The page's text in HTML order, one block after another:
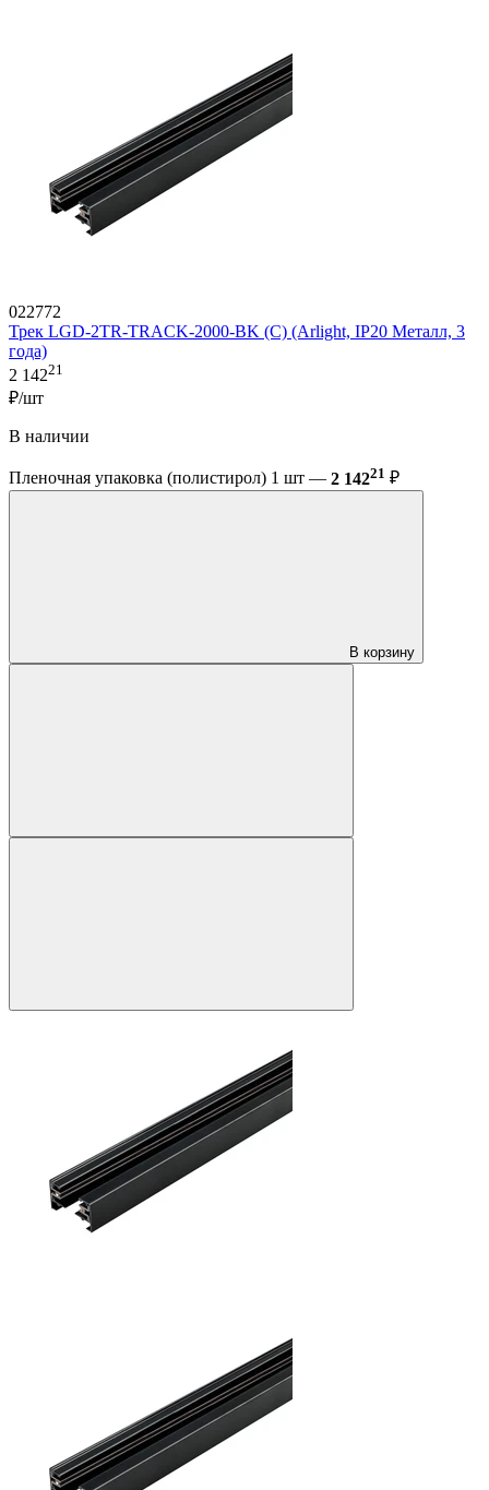
022772
Трек LGD-2TR-TRACK-2000-BK (C) (Arlight, IP20 Металл, 3
года)
2 14221
₽/шт
В наличии
Пленочная упаковка (полистирол) 1 шт — 2 14221 ₽
В корзину